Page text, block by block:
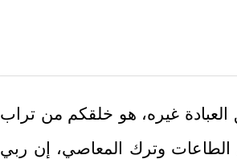
العبادة غيره، هو خلقكم من تراب
الطاعات وترك المعاصي، إن ربي